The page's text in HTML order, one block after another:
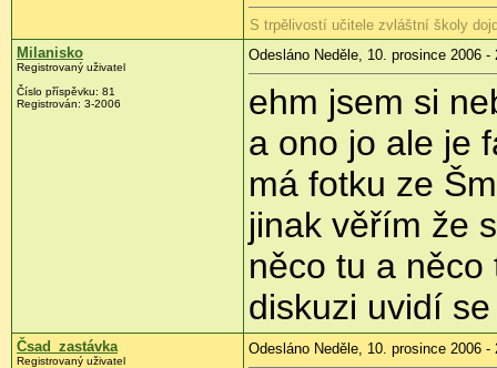
S trpělivostí učitele zvláštní školy
Milanisko
Registrovaný uživatel
Číslo příspěvku: 81
Registrován: 3-2006
Odesláno Neděle, 10. prosince 2006 -
ehm jsem si
a ono jo ale je
má fotku ze
jinak věřím že
něco tu a
diskuzi uvidí se
Čsad_zastávka
Registrovaný uživatel
Odesláno Neděle, 10. prosince 2006 -